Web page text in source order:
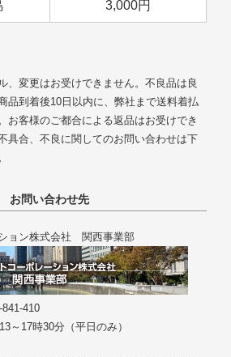
3,000円
、変更はお受けできません。不良品は良
品到着後10日以内に、弊社まで送料着払
お客様のご都合による返品はお受けでき
具合、不良に関してのお問い合わせは下
お問い合わせ先
ョン株式会社 関西事業部
410
～17時30分（平日のみ）